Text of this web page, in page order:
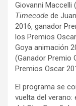
Giovanni Maccelli
Timecode de
2016, ganador
los Premios
Goya animación
(Ganador Premio
Premios Oscar
El programa se
vuelta del verano: